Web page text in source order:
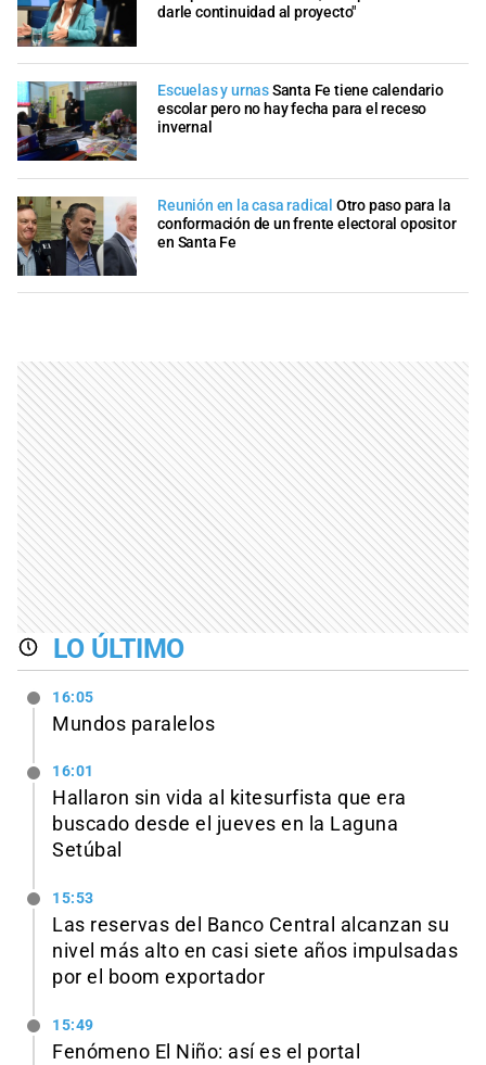
darle continuidad al proyecto"
Escuelas y urnasSanta Fe tiene calendario
escolar pero no hay fecha para el receso
invernal
Reunión en la casa radical Otro paso para la
conformación de un frente electoral opositor
en Santa Fe
LO ÚLTIMO
16:05
Mundos paralelos
16:01
Hallaron sin vida al kitesurfista que era
buscado desde el jueves en la Laguna
Setúbal
15:53
Las reservas del Banco Central alcanzan su
nivel más alto en casi siete años impulsadas
por el boom exportador
15:49
Fenómeno El Niño: así es el portal